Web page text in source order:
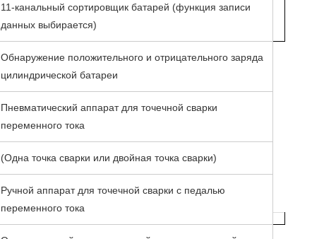
11-канальный сортировщик батарей (функция записи
данных выбирается)
Обнаружение положительного и отрицательного заряда
цилиндрической батареи
Пневматический аппарат для точечной сварки
переменного тока
(Одна точка сварки или двойная точка сварки)
Ручной аппарат для точечной сварки с педалью
переменного тока